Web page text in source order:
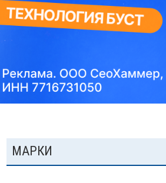
ОСНОВНАЯ
ПАНЕЛЬ
МАРКИ